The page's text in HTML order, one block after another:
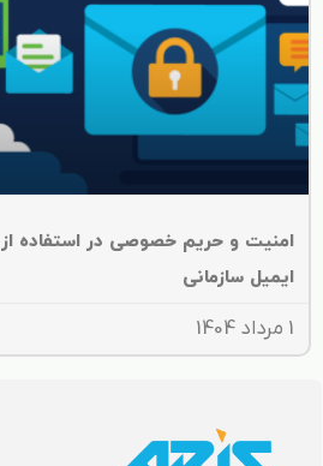
امنیت و حریم خصوصی در استفاده از
ایمیل سازمانی
1 مرداد 1404